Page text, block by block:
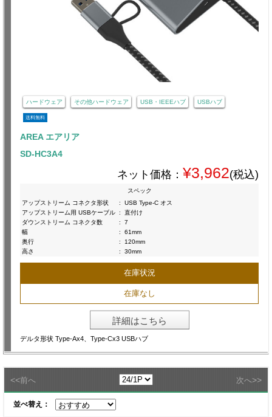
ハードウェア その他ハードウェア USB・IEEEハブ USBハブ
送料無料
AREA エアリア
SD-HC3A4
ネット価格： ¥3,962(税込)
スペック
アップストリーム コネクタ形状
:
USB Type-C オス
アップストリーム用 USBケーブル :
直付け
ダウンストリーム コネクタ数
:
7
幅
:
61mm
奥行
:
120mm
高さ
: 30mm
在庫状況
在庫なし
詳細はこちら
デルタ形状 Type-Ax4、Type-Cx3 USBハブ
<<前へ 次へ>>
並べ替え：